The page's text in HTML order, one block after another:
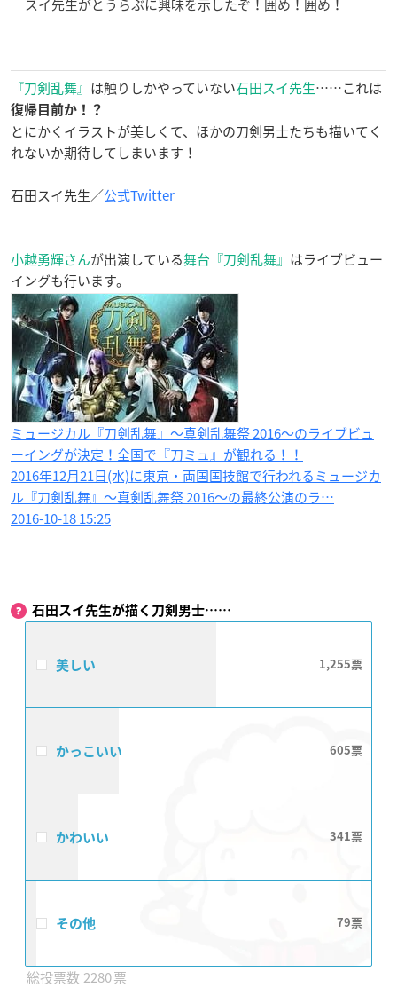
スイ先生がとうらぶに興味を示したぞ！囲め！囲め！
『刀剣乱舞』 は触りしかやっていない石田スイ先生……これは
復帰目前か！？
とにかくイラストが美しくて、ほかの刀剣男士たちも描いてく
れないか期待してしまいます！
石田スイ先生／公式Twitter
小越勇輝さんが出演している舞台『刀剣乱舞』 はライブビュー
イングも行います。
ミュージカル『刀剣乱舞』〜真剣乱舞祭 2016〜のライブビュ
ーイングが決定！全国で『刀ミュ』が観れる！！
2016年12月21日(水)に東京・両国国技館で行われるミュージカ
ル『刀剣乱舞』〜真剣乱舞祭 2016〜の最終公演のラ…
2016-10-18 15:25
石田スイ先生が描く刀剣男士……
美しい 1,255
かっこいい 605
かわいい 341
その他 79
2280